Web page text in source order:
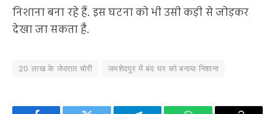
निशाना बना रहे हैं. इस घटना को भी उसी कड़ी से जोड़कर
देखा जा सकता है.
20 लाख के जेवरात चोरी जमशेदपुर में बंद घर को बनाया निशाना